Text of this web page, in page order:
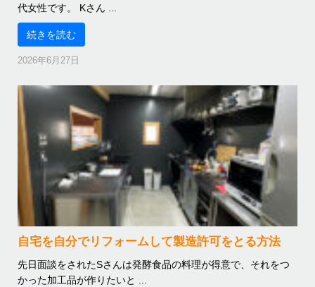
代女性です。 Kさん ...
続きを読む
2026年6月27日
自宅を自分でリフォームして製造許可をとる方法
先日面談をされたSさんは発酵食品の料理が得意で、それをつ
かった加工品が作りたいと ...